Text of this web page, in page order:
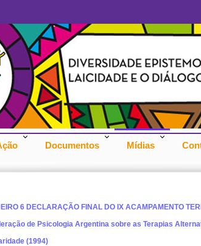
Documentos Mídias
6 DECLARAÇÃO FINAL DO IX ACAMPAMENTO
de Psicologia Argentina sobre as Terapias
(1994)